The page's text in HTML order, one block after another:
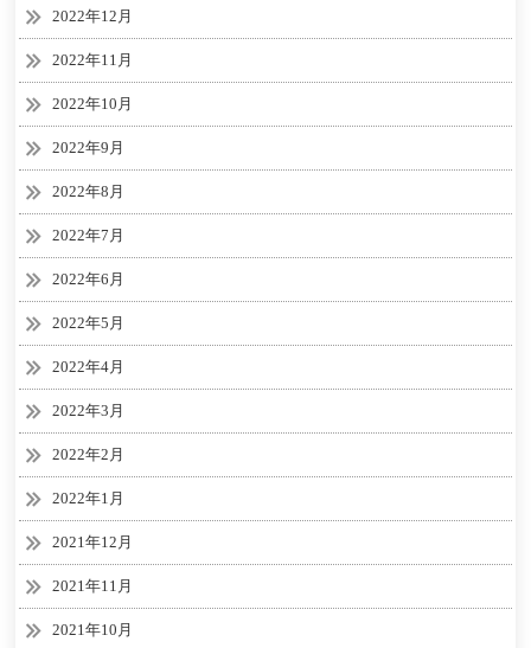
2022年12月
2022年11月
2022年10月
2022年9月
2022年8月
2022年7月
2022年6月
2022年5月
2022年4月
2022年3月
2022年2月
2022年1月
2021年12月
2021年11月
2021年10月